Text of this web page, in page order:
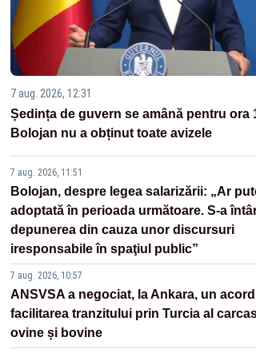
7 aug. 2026, 12:31
Ședința de guvern se amână pentru ora
Bolojan nu a obținut toate avizele
7 aug. 2026, 11:51
Bolojan, despre legea salarizării: „Ar
adoptată în perioada următoare. S-a
depunerea din cauza unor discursuri
iresponsabile în spaţiul public”
7 aug. 2026, 10:57
ANSVSA a negociat, la Ankara, un
facilitarea tranzitului prin Turcia al
ovine și bovine